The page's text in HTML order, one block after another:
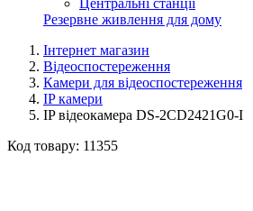
Резервне живлення для дому
Інтернет магазин
Відеоспостереження
Камери для відеоспостереження
IP камери
IP відеокамера DS-2CD2421G0-I
Код товару: 11355